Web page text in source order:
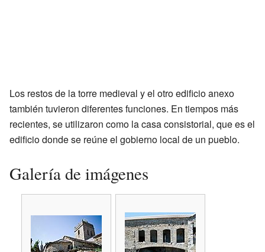
Los restos de la torre medieval y el otro edificio anexo
también tuvieron diferentes funciones. En tiempos más
recientes, se utilizaron como la casa consistorial, que es el
edificio donde se reúne el gobierno local de un pueblo.
Galería de imágenes